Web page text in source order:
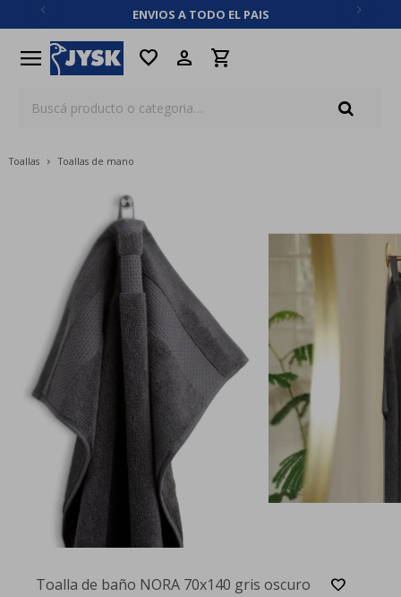
ENVIOS A TODO EL PAIS
menu favorite
Toallas Toallas de mano
Toalla de baño NORA 70x140 gris oscuro
close